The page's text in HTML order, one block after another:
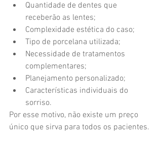
Quantidade de dentes que
receberão as lentes;
Complexidade estética do caso;
Tipo de porcelana utilizada;
Necessidade de tratamentos
complementares;
Planejamento personalizado;
Características individuais do
sorriso.
Por esse motivo, não existe um preço
único que sirva para todos os pacientes.